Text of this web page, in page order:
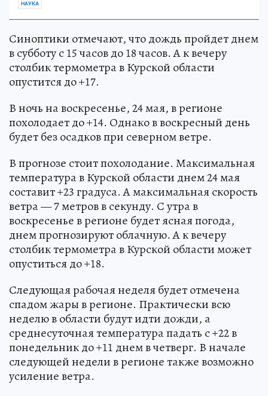
НАУКА
Синоптики отмечают, что дождь пройдет днем
в субботу с 15 часов до 18 часов. А к вечеру
столбик термометра в Курской области
опустится до +17.
В ночь на воскресенье, 24 мая, в регионе
похолодает до +14. Однако в воскресный день
будет без осадков при северном ветре.
В прогнозе стоит похолодание. Максимальная
температура в Курской области днем 24 мая
составит +23 градуса. А максимальная скорость
ветра — 7 метров в секунду. С утра в
воскресенье в регионе будет ясная погода,
днем прогнозируют облачную. А к вечеру
столбик термометра в Курской области может
опуститься до +18.
Следующая рабочая неделя будет отмечена
спадом жары в регионе. Практически всю
неделю в области будут идти дожди, а
среднесуточная температура падать с +22 в
понедельник до +11 днем в четверг. В начале
следующей недели в регионе также возможно
усиление ветра.